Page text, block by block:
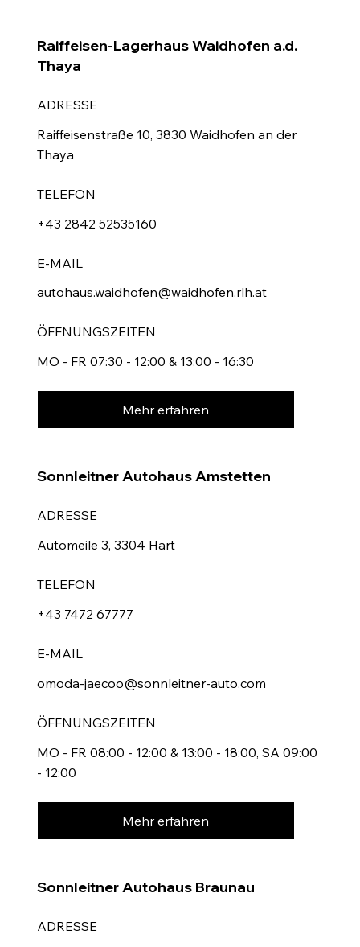
Raiffeisen-Lagerhaus Waidhofen a.d.
Thaya
ADRESSE
Raiffeisenstraße 10, 3830 Waidhofen an der
Thaya
TELEFON
+43 2842 52535160
E-MAIL
autohaus.waidhofen@waidhofen.rlh.at
ÖFFNUNGSZEITEN
MO - FR 07:30 - 12:00 & 13:00 - 16:30
Mehr erfahren
Sonnleitner Autohaus Amstetten
ADRESSE
Automeile 3, 3304 Hart
TELEFON
+43 7472 67777
E-MAIL
omoda-jaecoo@sonnleitner-auto.com
ÖFFNUNGSZEITEN
MO - FR 08:00 - 12:00 & 13:00 - 18:00, SA 09:00
- 12:00
Mehr erfahren
Sonnleitner Autohaus Braunau
ADRESSE